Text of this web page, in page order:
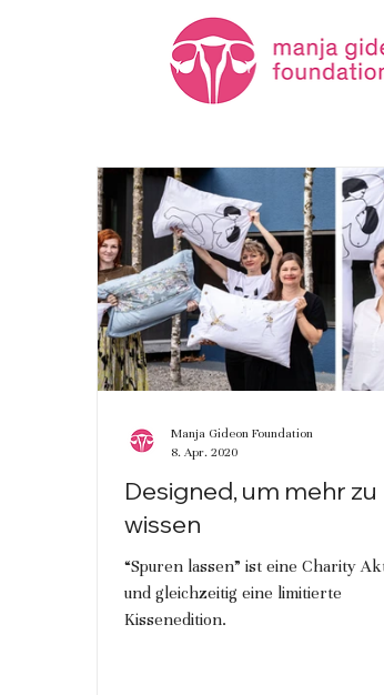
Designed, um mehr zu
wissen
“Spuren lassen” ist eine Charity
und gleichzeitig eine limitierte
Kissenedition.
Manja Gideon Foundation
8. Apr. 2020